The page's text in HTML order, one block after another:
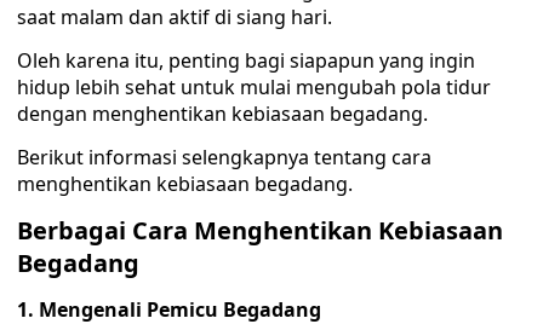
saat malam dan aktif di siang hari.
Oleh karena itu, penting bagi siapapun yang ingin
hidup lebih sehat untuk mulai mengubah pola tidur
dengan menghentikan kebiasaan begadang.
Berikut informasi selengkapnya tentang cara
menghentikan kebiasaan begadang.
Berbagai Cara Menghentikan Kebiasaan
Begadang
1. Mengenali Pemicu Begadang